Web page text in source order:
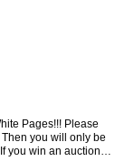
Pages!!! Please
you will only be